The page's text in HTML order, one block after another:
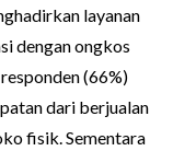
layanan
dengan ongkos
(66%)
dari berjualan
fisik. Sementara